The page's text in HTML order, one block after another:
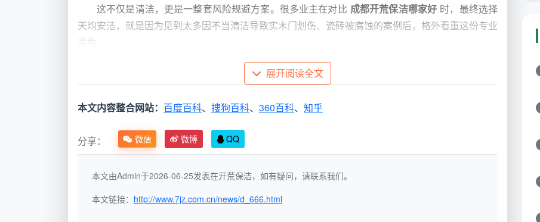
这不仅是清洁，更是一整套风险规避方案。很多业主在对比 成都开荒保洁哪家好 时，最终选择
天均安洁，就是因为见到太多因不当清洁导致实木门划伤、瓷砖被腐蚀的案例后，格外看重这份专业
底色。
成都开荒保洁预约服务平台的服务全貌
线上预约只是入口，真正解决需求的是丰富且清晰的服务包。天均安洁把开荒保洁做了精细化拆
服务项目 服务重点内容 适用场景
标准新房
开荒
全屋除尘、玻璃清洁、柜体基础擦拭、厨卫基础清洁、地面深
度清洗
展开阅读全文
本文内容整合网站： 百度百科、 搜狗百科、 360百科、 知乎
分享： 微信 微博 QQ
本文由Admin于2026-06-25发表在开荒保洁，如有疑问，请联系我们。
本文链接： http://www.7jz.com.cn/news/d_666.html